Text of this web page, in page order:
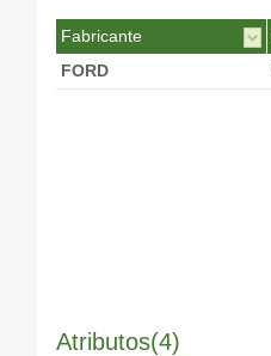
Fabricante
FORD
Atributos(4)